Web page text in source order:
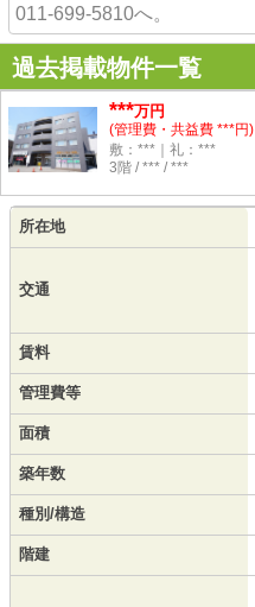
011-699-5810へ。
過去掲載物件一覧
***万円
(管理費・共益費 ***円)
敷：***｜礼：***
3階 / *** / ***
所在地
交通
賃料
管理費等
面積
築年数
種別/構造
階建